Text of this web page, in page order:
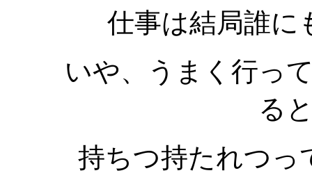
仕事は結局誰に
いや、うまく行っ
る
持ちつ持たれつっ